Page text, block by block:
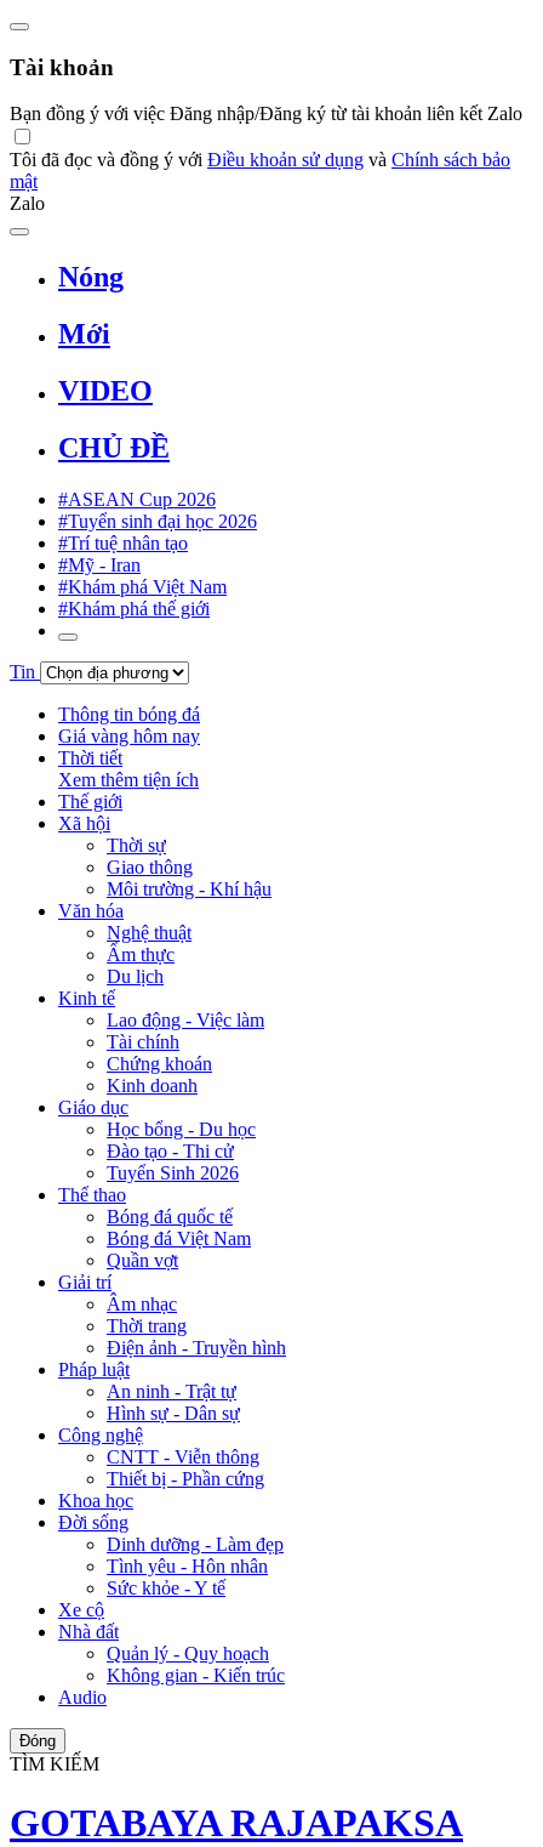
Tài khoản
Bạn đồng ý với việc Đăng nhập/Đăng ký từ tài khoản liên kết Zalo
Tôi đã đọc và đồng ý với Điều khoản sử dụng và Chính sách bảo
mật
Zalo
Nóng
Mới
VIDEO
CHỦ ĐỀ
#ASEAN Cup 2026
#Tuyển sinh đại học 2026
#Trí tuệ nhân tạo
#Mỹ - Iran
#Khám phá Việt Nam
#Khám phá thế giới
Tin
Thông tin bóng đá
Giá vàng hôm nay
Thời tiết
Xem thêm tiện ích
Thế giới
Xã hội
Thời sự
Giao thông
Môi trường - Khí hậu
Văn hóa
Nghệ thuật
Ẩm thực
Du lịch
Kinh tế
Lao động - Việc làm
Tài chính
Chứng khoán
Kinh doanh
Giáo dục
Học bổng - Du học
Đào tạo - Thi cử
Tuyển Sinh 2026
Thể thao
Bóng đá quốc tế
Bóng đá Việt Nam
Quần vợt
Giải trí
Âm nhạc
Thời trang
Điện ảnh - Truyền hình
Pháp luật
An ninh - Trật tự
Hình sự - Dân sự
Công nghệ
CNTT - Viễn thông
Thiết bị - Phần cứng
Khoa học
Đời sống
Dinh dưỡng - Làm đẹp
Tình yêu - Hôn nhân
Sức khỏe - Y tế
Xe cộ
Nhà đất
Quản lý - Quy hoạch
Không gian - Kiến trúc
Audio
Đóng
TÌM KIẾM
GOTABAYA RAJAPAKSA